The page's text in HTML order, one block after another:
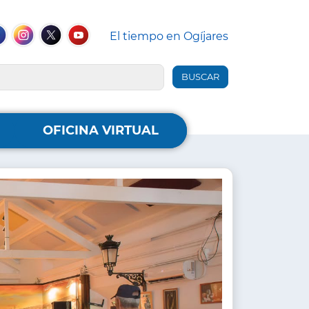
El tiempo en Ogíjares
OFICINA VIRTUAL